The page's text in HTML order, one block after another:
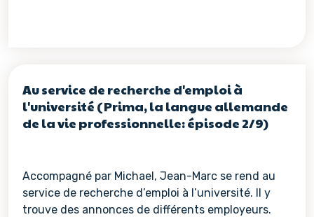
Au service de recherche d'emploi à
l'université (Prima, la langue allemande
de la vie professionnelle: épisode 2/9)
Accompagné par Michael, Jean-Marc se rend au
service de recherche d’emploi à l’université. Il y
trouve des annonces de différents employeurs.